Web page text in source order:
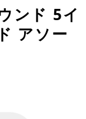
ンド 5イ
アソー